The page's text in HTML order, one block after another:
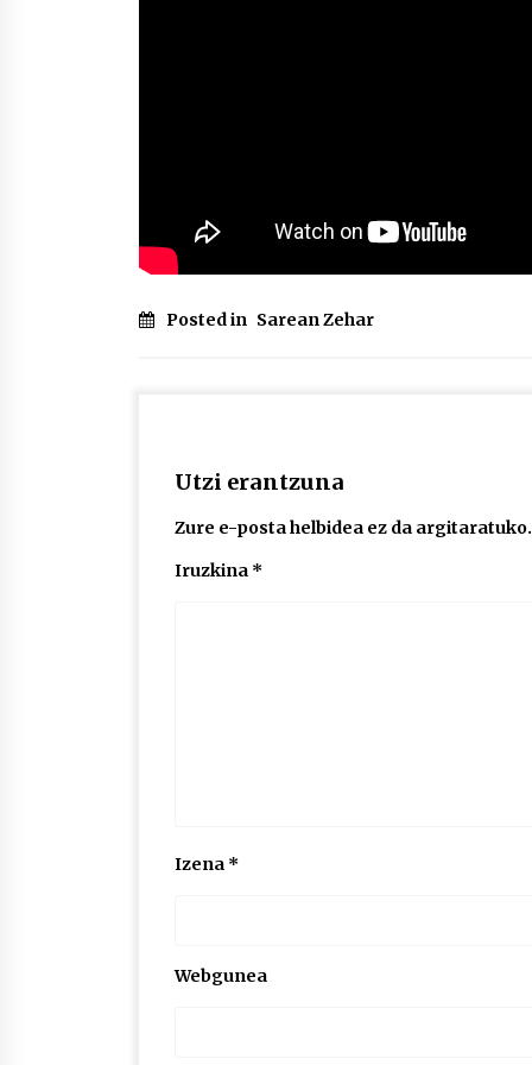
Posted in Sarean Zehar
Utzi erantzuna
Zure e-posta helbidea ez da argitaratuko.
Iruzkina *
Izena *
Webgunea